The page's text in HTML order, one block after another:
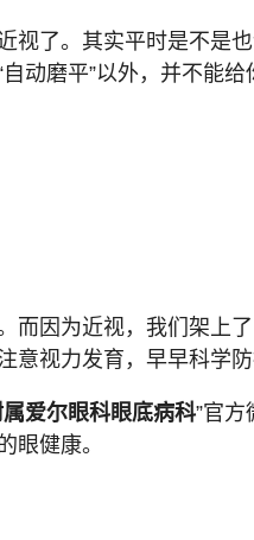
视了。其实平时是不是
动磨平”以外，并不能
而因为近视，我们架上
意视力发育，早早科学
爱尔眼科眼底病科”官
眼健康。